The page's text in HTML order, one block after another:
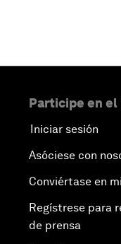
Participe en el
Iniciar sesión
Asóciese con
Conviértase en
Regístrese para
de prensa